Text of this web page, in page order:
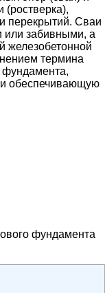
(ростверка),
и перекрытий. Сваи
или забивными, а
железобетонной
термина
фундамента,
обеспечивающую
фундамента